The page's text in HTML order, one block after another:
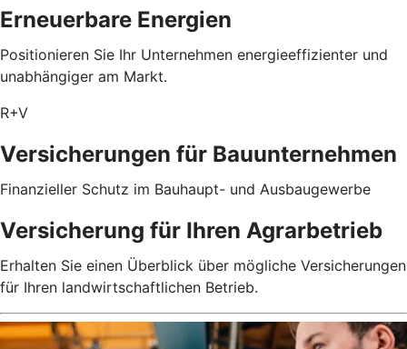
Erneuerbare Energien
Positionieren Sie Ihr Unternehmen energieeffizienter und
unabhängiger am Markt.
R+V
Versicherungen für Bauunternehmen
Finanzieller Schutz im Bauhaupt- und Ausbaugewerbe
Versicherung für Ihren Agrarbetrieb
Erhalten Sie einen Überblick über mögliche Versicherungen
für Ihren landwirtschaftlichen Betrieb.